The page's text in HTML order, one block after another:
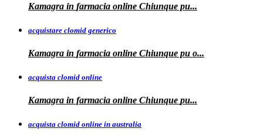
Kamagra in farmacia online Chiunque pu...
acquistare clomid generico
Kamagra in farmacia online Chiunque pu o...
acquista clomid online
Kamagra in farmacia online Chiunque pu...
acquista clomid online in australia